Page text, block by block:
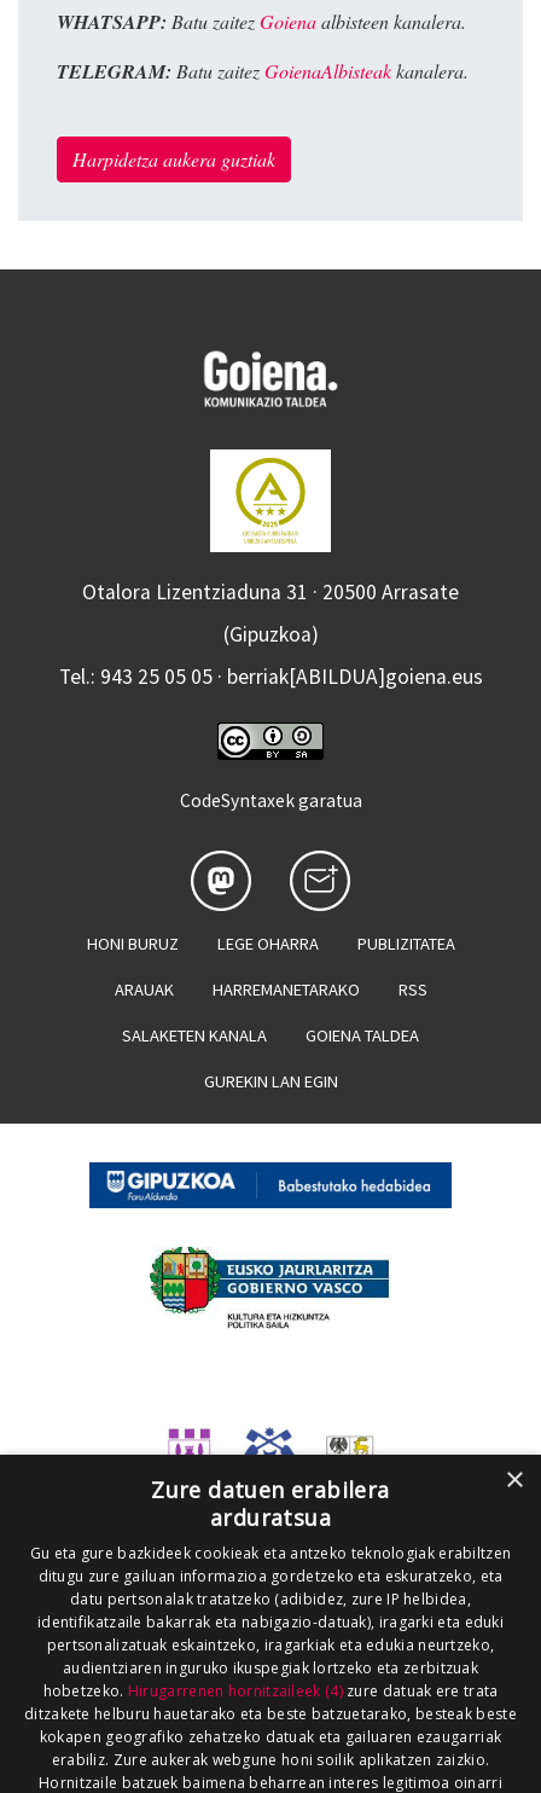
WHATSAPP: Batu zaitezGoienaalbisteen kanalera.
TELEGRAM: Batu zaitezGoienaAlbisteakkanalera.
Harpidetza aukera guztiak
Otalora Lizentziaduna 31 · 20500 Arrasate
(Gipuzkoa)
Tel.: 943 25 05 05 · berriak[ABILDUA]goiena.eus
CodeSyntaxek garatua
HONI BURUZ LEGE OHARRA PUBLIZITATEA
ARAUAK HARREMANETARAKO RSS
SALAKETEN KANALA GOIENA TALDEA
GUREKIN LAN EGIN
×
Zure datuen erabilera
arduratsua
Gu eta gure bazkideek cookieak eta antzeko teknologiak erabiltzen
ditugu zure gailuan informazioa gordetzeko eta eskuratzeko, eta
datu pertsonalak tratatzeko (adibidez, zure IP helbidea,
identifikatzaile bakarrak eta nabigazio-datuak), iragarki eta eduki
pertsonalizatuak eskaintzeko, iragarkiak eta edukia neurtzeko,
audientziaren inguruko ikuspegiak lortzeko eta zerbitzuak
hobetzeko. Hirugarrenen hornitzaileek (4)zure datuak ere trata
ditzakete helburu hauetarako eta beste batzuetarako, besteak beste
kokapen geografiko zehatzeko datuak eta gailuaren ezaugarriak
erabiliz. Zure aukerak webgune honi soilik aplikatzen zaizkio.
Hornitzaile batzuek baimena beharrean interes legitimoa oinarri